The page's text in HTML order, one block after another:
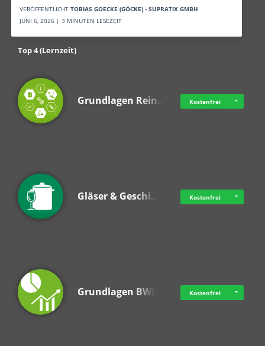
VERÖFFENTLICHT TOBIAS GOECKE (GÖCKE) - SUPRATIX GMBH
JUNI 6, 2026 | 3 MINUTEN LESEZEIT
Top 4 (Lernzeit)
Grundlagen Rein… Kostenfrei
Gläser & Geschi… Kostenfrei
Grundlagen BWL Kostenfrei